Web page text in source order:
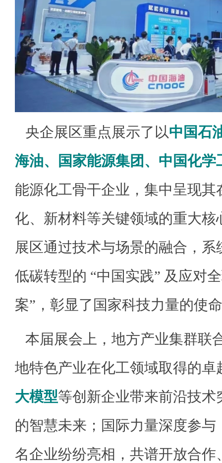
央企展区重点展示了以中国石
海油、国家能源集团、中国化学
能源化工骨干企业，集中呈现其
化、新材料等关键领域的重大核
展区通过技术与场景的融合，
低碳转型的 “中国实践” 及应对
案”，彰显了国家科技力量的使
本届展会上，地方产业集群联
地特色产业在化工领域取得的卓
大模型等创新企业带来前沿技
的智慧未来；国际力量深度参
名企业纷纷亮相，共谱开放合作